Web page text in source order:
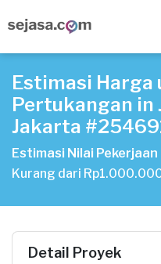
Estimasi Harga
Pertukangan in
Jakarta
Estimasi Nilai Pekerjaan
Kurang dari
Detail Proyek